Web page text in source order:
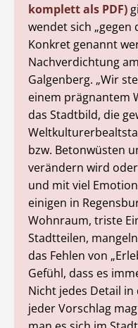
komplett als PDF)
wendet sich „gegen
Konkret genannt
Nachverdichtung
Galgenberg. „Wir
einem prägnantem
das Stadtbild, die
bzw. Betonwüsten
verändern wird
und mit viel
einigen in
Wohnraum, triste
Stadtteilen,
das Fehlen von
Gefühl, dass es
Nicht jedes Detail
jeder Vorschlag